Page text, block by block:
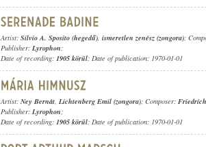
Artist: Silvio A. Sposito (hegedű), ismeretlen zenész (zongora);
Publisher: Lyrophon;
Date of recording: 1905 körül; Date of publication: 1970-01-01
Artist: Ney Bernát, Lichtenberg Emil (zongora); Composer:
Publisher: Lyrophon;
Date of recording: 1905 körül; Date of publication: 1970-01-01